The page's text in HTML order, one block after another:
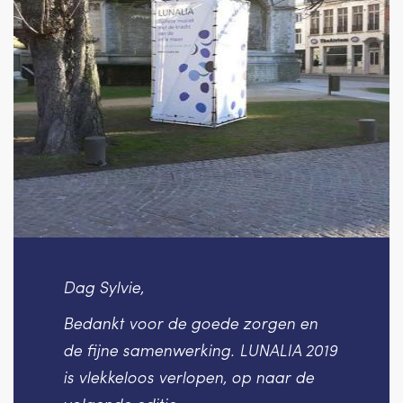
2019
Zaterdag hebben we voor de
keer de boog en ballon
Het resultaat was gewoon